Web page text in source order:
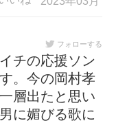
フォローする
チの応援ソン
。今の岡村孝
層出たと思い
に媚びる歌に